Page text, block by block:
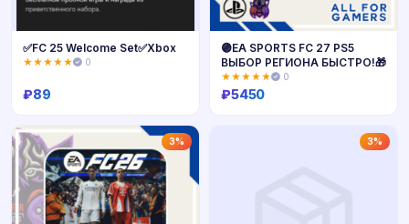
✅FC 25 Welcome Set✅Xbox
★★★★★ 0
₽89
🟣EA SPORTS FC 27 PS5
ВЫБОР РЕГИОНА БЫСТРО!🎁
★★★★★ 0
₽5450
3% 3%